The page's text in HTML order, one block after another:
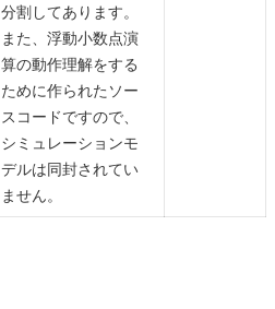
分割してあります。
また、浮動小数点演
算の動作理解をする
ために作られたソー
スコードですので、
シミュレーションモ
デルは同封されてい
ません。